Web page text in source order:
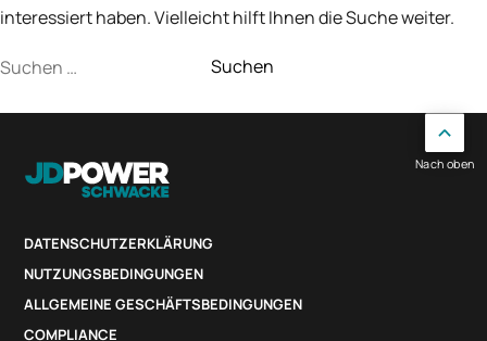
interessiert haben. Vielleicht hilft Ihnen die Suche weiter.
Suchen
DATENSCHUTZERKLÄRUNG
NUTZUNGSBEDINGUNGEN
ALLGEMEINE GESCHÄFTSBEDINGUNGEN
COMPLIANCE
Nach oben